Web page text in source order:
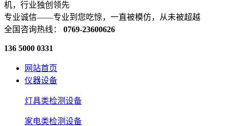
机，行业独创领先
专业诚信——专业到您吃惊，一直被模仿，从未被超越
全国咨询热线： 0769-23600626
136 5000 0331
网站首页
仪器设备
灯具类检测设备
家电类检测设备